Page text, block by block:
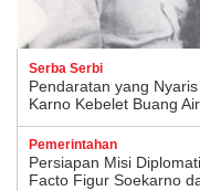
Serba Serbi
Pendaratan yang
Karno Kebelet Buang
Pemerintahan
Persiapan Misi
Facto Figur Soekarno